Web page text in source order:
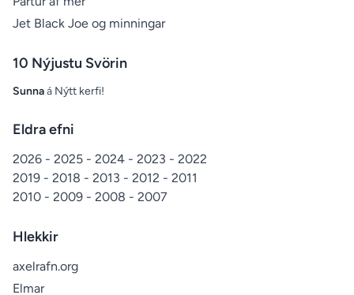
Jet Black Joe og minningar
10 Nýjustu Svörin
Sunnaá Nýtt kerfi!
Eldra efni
2026 - 2025 - 2024 - 2023 - 2022
2019 - 2018 - 2013 - 2012 - 2011
2010 - 2009 - 2008 - 2007
Hlekkir
axelrafn.org
Elmar